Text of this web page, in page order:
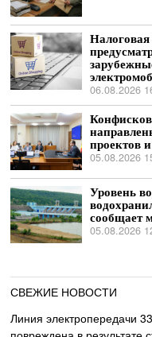
06.08.2026
проектов
05.08.2026
Уровень
сообщает
05.08.2026
СВЕЖИЕ НОВОСТИ
Линия электропередачи